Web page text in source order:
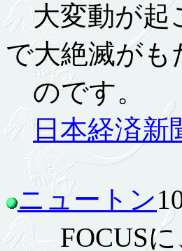
大変動が起
で大絶滅が
のです。
日本経済新
ニュートン
FOCUSに、